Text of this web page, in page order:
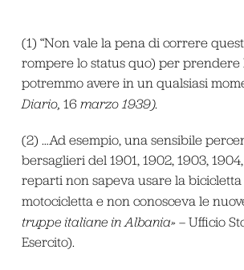
(1) “Non vale la pena di correre
rompere lo status quo) per prendere
potremmo avere in un qualsiasi
Diario, 16 marzo 1939).
(2) …Ad esempio, una sensibile
bersaglieri del 1901, 1902, 1903,
reparti non sapeva usare la bicicletta
motocicletta e non conosceva le
truppe italiane in Albania» – Ufficio
Esercito).